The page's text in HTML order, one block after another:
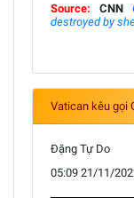
Source: CNN
destroyed by
Vatican kêu gọi
Đặng Tự Do
05:09 21/11/